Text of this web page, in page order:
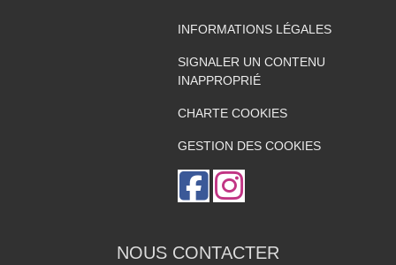
INFORMATIONS LÉGALES
SIGNALER UN CONTENU
INAPPROPRIÉ
CHARTE COOKIES
GESTION DES COOKIES
NOUS CONTACTER